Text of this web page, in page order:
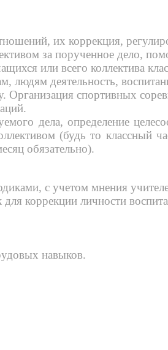
их коррекция,
за порученное дело,
или всего коллектива
людям деятельность,
спортивных
дела, определение
(будь то классный
обязательно).
с учетом мнения
коррекции личности
навыков.